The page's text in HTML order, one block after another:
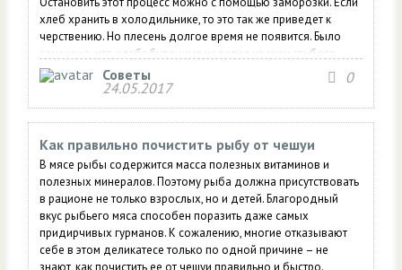
хлеб хранить в холодильнике, то это так же приведет к
черствению. Но плесень долгое время не появится. Было
замечено, что хлебобулочные изделия из муки грубого
помола остаются мягкими дольше. Как правильно хранить
хлеб, чтобы дольше сохранить его свежесть после того, как
вынете хлеб из заводской...
Советы
24.05.2017
0
Как правильно почистить рыбу от чешуи
В мясе рыбы содержится масса полезных витаминов и
полезных минералов. Поэтому рыба должна присутствовать
в рационе не только взрослых, но и детей. Благородный
вкус рыбьего мяса способен поразить даже самых
придирчивых гурманов. К сожалению, многие отказывают
себе в этом деликатесе только по одной причине – не
знают, как почистить ее от чешуи правильно и быстро.